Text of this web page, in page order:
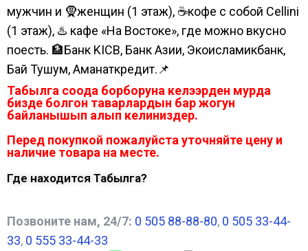
мужчин и 🧕женщин (1 этаж), ☕кофе с собой Cellini
(1 этаж), ♨️ кафе «На Востоке», где можно вкусно
поесть. 🏦Банк KICB, Банк Азии, Экоисламикбанк,
Бай Тушум, Аманаткредит.📌
Табылга соода борборуна келээрден мурда
бизде болгон таварлардын бар жогун
байланышып алып келиниздер.
Перед покупкой пожалуйста уточняйте цену и
наличие товара на месте.
Где находится Табылга?
Позвоните нам, 24/7: 0 505 88-88-80, 0 505 33-44-
33, 0 555 33-44-33